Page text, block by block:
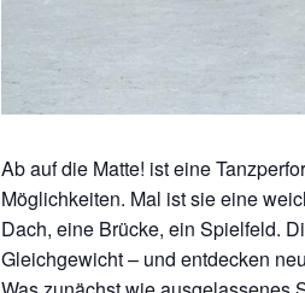
Ab auf die Matte! ist eine
Möglichkeiten. Mal ist sie eine
Dach, eine Brücke, ein Spielfeld.
Gleichgewicht – und entdecken